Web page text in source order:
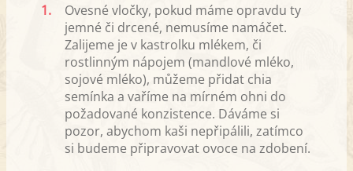
1.
Ovesné vločky, pokud máme opravdu ty
jemné či drcené, nemusíme namáčet.
Zalijeme je v kastrolku mlékem, či
rostlinným nápojem (mandlové mléko,
sojové mléko), můžeme přidat chia
semínka a vaříme na mírném ohni do
požadované konzistence. Dáváme si
pozor, abychom kaši nepřipálili, zatímco
si budeme připravovat ovoce na zdobení.